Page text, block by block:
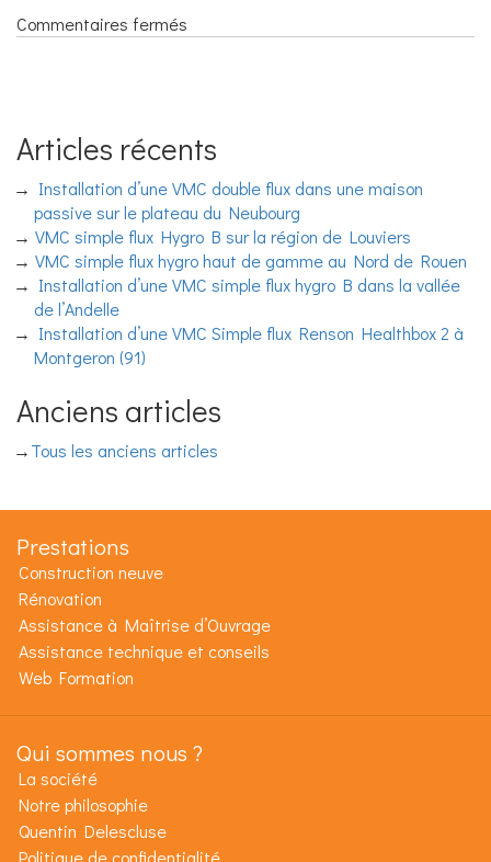
Commentaires fermés
15
sur
France
3
Articles récents
Installation d’une VMC double flux dans une maison
passive sur le plateau du Neubourg
VMC simple flux Hygro B sur la région de Louviers
VMC simple flux hygro haut de gamme au Nord de Rouen
Installation d’une VMC simple flux hygro B dans la vallée
de l’Andelle
Installation d’une VMC Simple flux Renson Healthbox 2 à
Montgeron (91)
Anciens articles
Tous les anciens articles
Prestations
Construction neuve
Rénovation
Assistance à Maîtrise d’Ouvrage
Assistance technique et conseils
Web Formation
Qui sommes nous ?
La société
Notre philosophie
Quentin Delescluse